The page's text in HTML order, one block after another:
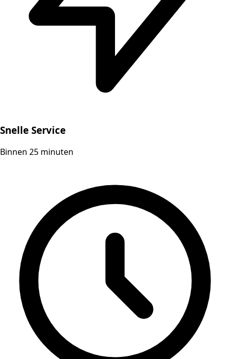
Snelle Service
Binnen 25 minuten